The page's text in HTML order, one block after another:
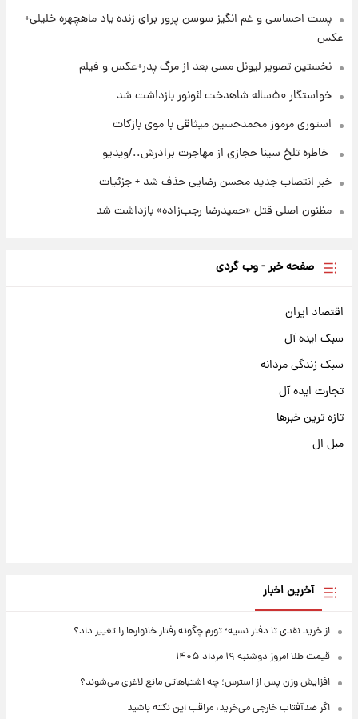
۲۳ ساعت پیش
استوری مرموز محمدحسین میثاقی با موی
پست احساسی و غم انگیز سوسن پرور برای زنده یاد ماهچهره خلیلی+
عکس
نخستین تصویر لیونل مسی بعد از مرگ پدر+عکس و فیلم
خواستگار ۵۰ساله شاهدخت لئونور بازداشت شد
استوری مرموز محمدحسین میثاقی با موی بازکات
⁨ خاطره تلخ سینا حجازی از مهاجرت برادرش../ویدیو
خبر انتصاب جدید محسن رضایی حذف شد + جزئیات
مظنون اصلی قتل «حمیدرضا رجب‌زاده» بازداشت شد
صفحه خبر - وب گردی
اقتصاد ایران
سبک ایده آل
سبک زندگی مردانه
تجارت ایده آل
تازه ترین خبرها
مبل ال
آخرین اخبار
از خرید نقدی تا دفتر نسیه؛ تورم چگونه رفتار خانوارها را تغییر داد؟
قیمت طلا امروز دوشنبه ۱۹ مرداد ۱۴۰۵
افزایش وزن پس از استرس؛ چه اشتباهاتی مانع لاغری می‌شوند؟
اگر ضدآفتاب خارجی می‌خرید، مراقب این نکته باشید